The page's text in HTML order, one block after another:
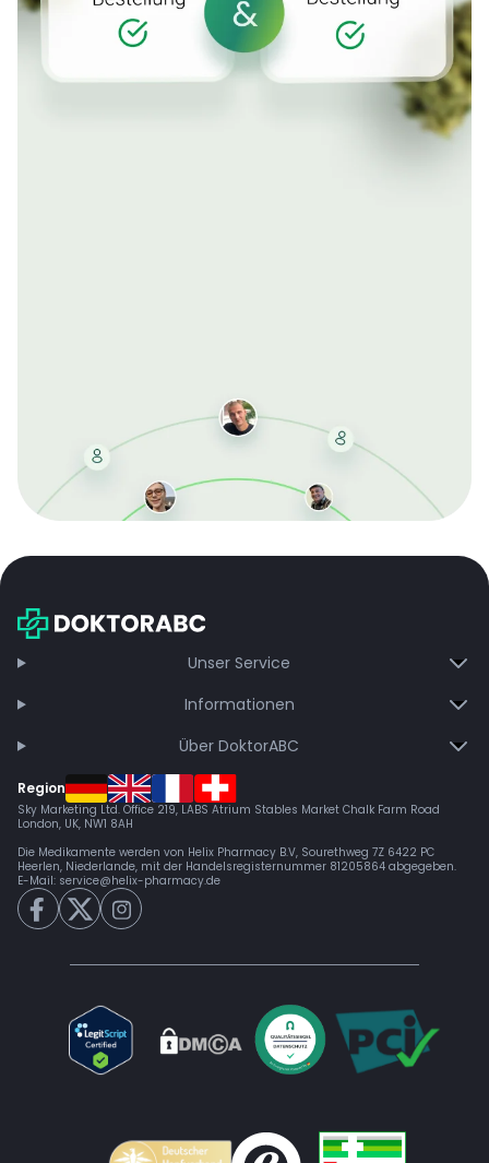
bei jeder Bestellung, erhalten schnelle Lieferung und
Unser Service
Informationen
Über DoktorABC
Region
Sky Marketing Ltd. Office 219, LABS Atrium Stables Market Chalk Farm Road
London, UK, NW1 8AH
Die Medikamente werden von Helix Pharmacy B.V, Sourethweg 7Z 6422 PC
Heerlen, Niederlande, mit der Handelsregisternummer 81205864 abgegeben.
E-Mail: service@helix-pharmacy.de